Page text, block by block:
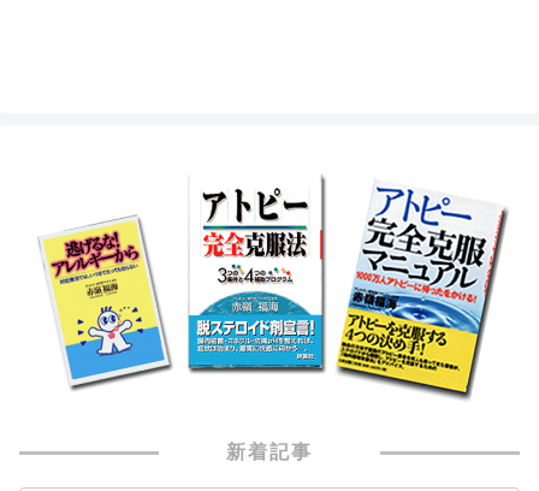
新着記事